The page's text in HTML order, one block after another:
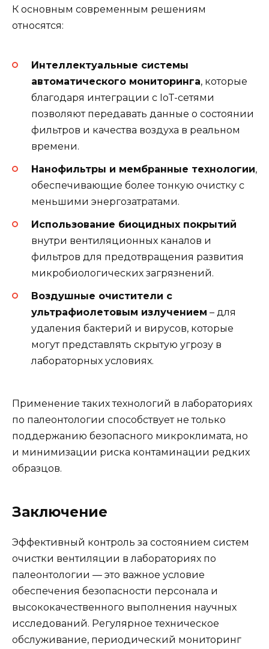
К основным современным решениям
относятся:
Интеллектуальные системы
автоматического мониторинга, которые
благодаря интеграции с IoT-сетями
позволяют передавать данные о состоянии
фильтров и качества воздуха в реальном
времени.
Нанофильтры и мембранные технологии,
обеспечивающие более тонкую очистку с
меньшими энергозатратами.
Использование биоцидных покрытий
внутри вентиляционных каналов и
фильтров для предотвращения развития
микробиологических загрязнений.
Воздушные очистители с
ультрафиолетовым излучением – для
удаления бактерий и вирусов, которые
могут представлять скрытую угрозу в
лабораторных условиях.
Применение таких технологий в лабораториях
по палеонтологии способствует не только
поддержанию безопасного микроклимата, но
и минимизации риска контаминации редких
образцов.
Заключение
Эффективный контроль за состоянием систем
очистки вентиляции в лабораториях по
палеонтологии — это важное условие
обеспечения безопасности персонала и
высококачественного выполнения научных
исследований. Регулярное техническое
обслуживание, периодический мониторинг